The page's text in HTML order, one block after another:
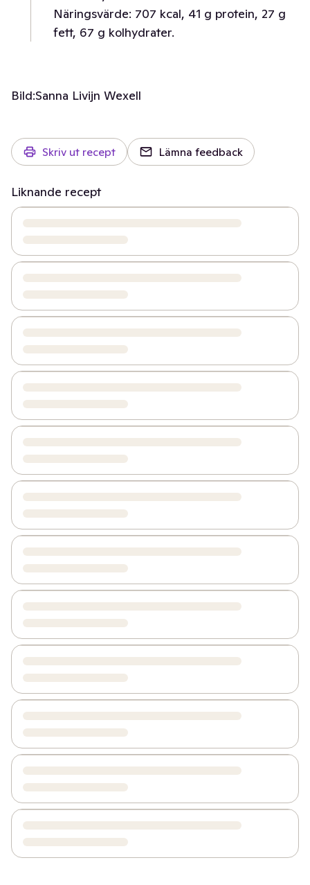
Näringsvärde: 707 kcal, 41 g protein, 27 g
fett, 67 g kolhydrater.
Bild:Sanna Livijn Wexell
Skriv ut recept Lämna feedback
Liknande recept